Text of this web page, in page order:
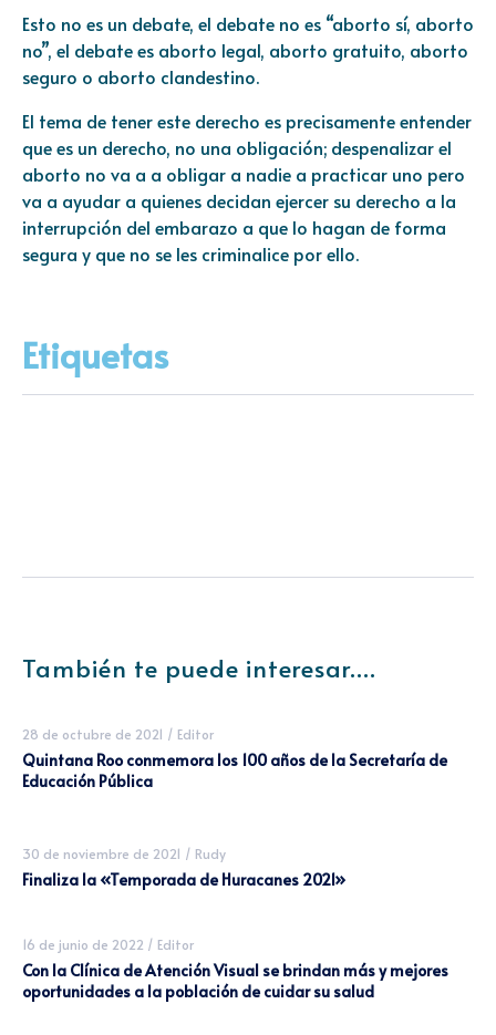
Esto no es un debate, el debate no es “aborto sí, aborto
no”, el debate es aborto legal, aborto gratuito, aborto
seguro o aborto clandestino.
El tema de tener este derecho es precisamente entender
que es un derecho, no una obligación; despenalizar el
aborto no va a a obligar a nadie a practicar uno pero
va a ayudar a quienes decidan ejercer su derecho a la
interrupción del embarazo a que lo hagan de forma
segura y que no se les criminalice por ello.
Etiquetas
También te puede interesar....
28 de octubre de 2021 / Editor
Quintana Roo conmemora los 100 años de la Secretaría de
Educación Pública
30 de noviembre de 2021 / Rudy
Finaliza la «Temporada de Huracanes 2021»
16 de junio de 2022 / Editor
Con la Clínica de Atención Visual se brindan más y mejores
oportunidades a la población de cuidar su salud